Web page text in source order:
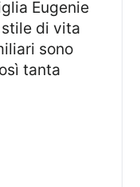
Eugenie
di vita
sono
tanta